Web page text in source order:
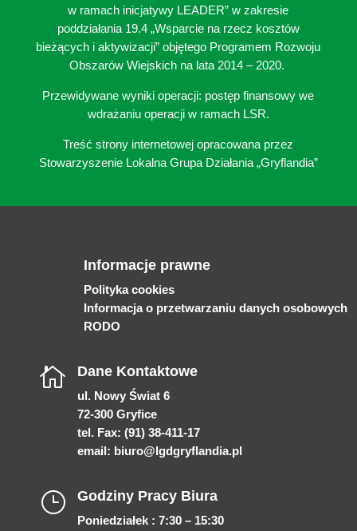
w ramach inicjatywy LEADER” w zakresie
poddziałania 19.4 „Wsparcie na rzecz kosztów
bieżących i aktywizacji” objętego Programem Rozwoju
Obszarów Wiejskich na lata 2014 – 2020.
Przewidywane wyniki operacji: postęp finansowy we
wdrażaniu operacji w ramach LSR.
Treść strony internetowej opracowana przez
Stowarzyszenie Lokalna Grupa Działania „Gryflandia”
Informacje prawne
Polityka cookies
Informacja o przetwarzaniu danych osobowych
RODO
 Dane Kontaktowe
ul. Nowy Świat 6
72-300 Gryfice
tel. Fax: (91) 38-411-17
email: biuro@lgdgryflandia.pl
} Godziny Pracy Biura
Poniedziałek : 7:30 – 15:30